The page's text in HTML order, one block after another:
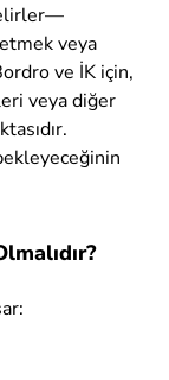
veya
ve İK için,
veya diğer